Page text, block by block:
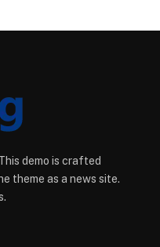
demo is crafted
theme as a news site.